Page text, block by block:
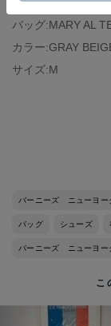
バッグ:MARY AL
カラー:GRAY
サイズ:M
バーニーズ ニューヨー
バッグ シューズ
バーニーズ ニューヨー
こ